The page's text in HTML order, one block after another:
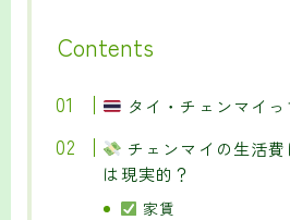
Contents
タイ・チェンマイ
チェンマイの生活
は現実的？
家賃